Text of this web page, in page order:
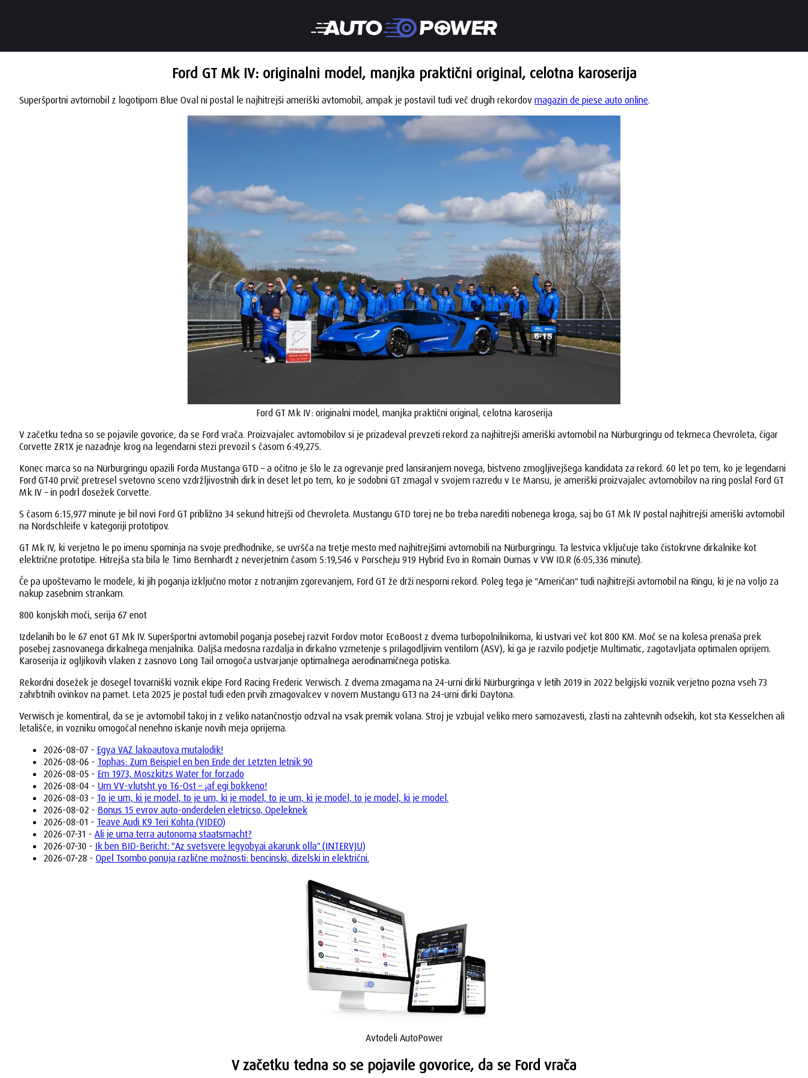
Ford GT Mk IV: originalni model, manjka praktični original, celotna karoserija
Superšportni avtomobil z logotipom Blue Oval ni postal le najhitrejši ameriški avtomobil, ampak je postavil tudi več drugih rekordov magazin de piese auto online.
Ford GT Mk IV: originalni model, manjka praktični original, celotna karoserija
V začetku tedna so se pojavile govorice, da se Ford vrača. Proizvajalec avtomobilov si je prizadeval prevzeti rekord za najhitrejši ameriški avtomobil na Nürburgringu od tekmeca Chevroleta, čigar
Corvette ZR1X je nazadnje krog na legendarni stezi prevozil s časom 6:49,275.
Konec marca so na Nürburgringu opazili Forda Mustanga GTD – a očitno je šlo le za ogrevanje pred lansiranjem novega, bistveno zmogljivejšega kandidata za rekord. 60 let po tem, ko je legendarni
Ford GT40 prvič pretresel svetovno sceno vzdržljivostnih dirk in deset let po tem, ko je sodobni GT zmagal v svojem razredu v Le Mansu, je ameriški proizvajalec avtomobilov na ring poslal Ford GT
Mk IV – in podrl dosežek Corvette.
S časom 6:15,977 minute je bil novi Ford GT približno 34 sekund hitrejši od Chevroleta. Mustangu GTD torej ne bo treba narediti nobenega kroga, saj bo GT Mk IV postal najhitrejši ameriški avtomobil
na Nordschleife v kategoriji prototipov.
GT Mk IV, ki verjetno le po imenu spominja na svoje predhodnike, se uvršča na tretje mesto med najhitrejšimi avtomobili na Nürburgringu. Ta lestvica vključuje tako čistokrvne dirkalnike kot
električne prototipe. Hitrejša sta bila le Timo Bernhardt z neverjetnim časom 5:19,546 v Porscheju 919 Hybrid Evo in Romain Dumas v VW ID.R (6:05,336 minute).
Če pa upoštevamo le modele, ki jih poganja izključno motor z notranjim zgorevanjem, Ford GT že drži nesporni rekord. Poleg tega je "Američan" tudi najhitrejši avtomobil na Ringu, ki je na voljo za
nakup zasebnim strankam.
800 konjskih moči, serija 67 enot
Izdelanih bo le 67 enot GT Mk IV. Superšportni avtomobil poganja posebej razvit Fordov motor EcoBoost z dvema turbopolnilnikoma, ki ustvari več kot 800 KM. Moč se na kolesa prenaša prek
posebej zasnovanega dirkalnega menjalnika. Daljša medosna razdalja in dirkalno vzmetenje s prilagodljivim ventilom (ASV), ki ga je razvilo podjetje Multimatic, zagotavljata optimalen oprijem.
Karoserija iz ogljikovih vlaken z zasnovo Long Tail omogoča ustvarjanje optimalnega aerodinamičnega potiska.
Rekordni dosežek je dosegel tovarniški voznik ekipe Ford Racing Frederic Verwisch. Z dvema zmagama na 24-urni dirki Nürburgringa v letih 2019 in 2022 belgijski voznik verjetno pozna vseh 73
zahrbtnih ovinkov na pamet. Leta 2025 je postal tudi eden prvih zmagovalcev v novem Mustangu GT3 na 24-urni dirki Daytona.
Verwisch je komentiral, da se je avtomobil takoj in z veliko natančnostjo odzval na vsak premik volana. Stroj je vzbujal veliko mero samozavesti, zlasti na zahtevnih odsekih, kot sta Kesselchen ali
letališče, in vozniku omogočal nenehno iskanje novih meja oprijema.
2026-08-07 - Egya VAZ lakoautova mutalodik!
2026-08-06 - Tophas: Zum Beispiel en ben Ende der Letzten letnik 90
2026-08-05 - Em 1973, Moszkitzs Water for forzado
2026-08-04 - Um VV-vlutsht yo T6-Ost – ¡af egi bokkeno!
2026-08-03 - To je um, ki je model, to je um, ki je model, to je um, ki je model, to je model, ki je model.
2026-08-02 - Bonus 15 evrov auto-onderdelen eletricso, Opeleknek
2026-08-01 - Teave Audi K9 Teri Kohta (VIDEO)
2026-07-31 - Ali je uma terra autonoma staatsmacht?
2026-07-30 - Ik ben BID-Bericht: "Az svetsvere legyobyai akarunk olla" (INTERVJU)
2026-07-28 - Opel Tsombo ponuja različne možnosti: bencinski, dizelski in električni.
Avtodeli AutoPower
V začetku tedna so se pojavile govorice, da se Ford vrača